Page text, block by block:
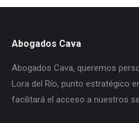
Abogados Cava
Abogados Cava, queremos
Lora del Río, punto estratégico
facilitará el acceso a nuestros